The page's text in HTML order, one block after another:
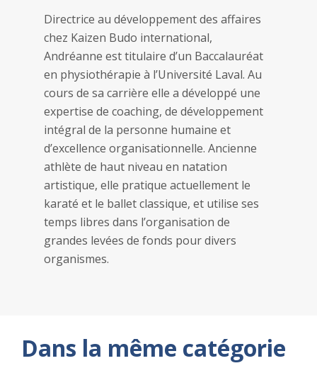
Directrice au développement des affaires
chez Kaizen Budo international,
Andréanne est titulaire d’un Baccalauréat
en physiothérapie à l’Université Laval. Au
cours de sa carrière elle a développé une
expertise de coaching, de développement
intégral de la personne humaine et
d’excellence organisationnelle. Ancienne
athlète de haut niveau en natation
artistique, elle pratique actuellement le
karaté et le ballet classique, et utilise ses
temps libres dans l’organisation de
grandes levées de fonds pour divers
organismes.
Dans la même catégorie